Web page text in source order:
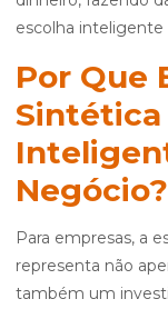
escolha inteligente
Por Que
Negócio?
Para empresas, a
representa não
também um